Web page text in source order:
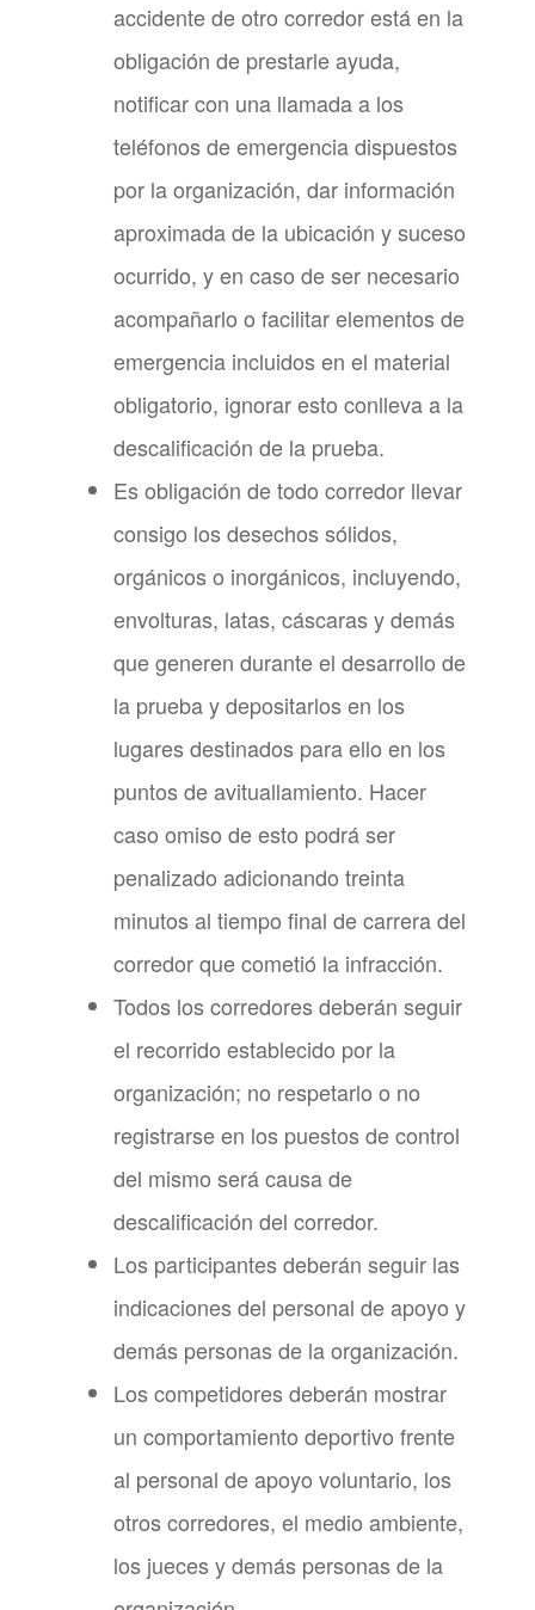
accidente de otro corredor está en la
obligación de prestarle ayuda,
notificar con una llamada a los
teléfonos de emergencia dispuestos
por la organización, dar información
aproximada de la ubicación y suceso
ocurrido, y en caso de ser necesario
acompañarlo o facilitar elementos de
emergencia incluidos en el material
obligatorio, ignorar esto conlleva a la
descalificación de la prueba.
Es obligación de todo corredor llevar
consigo los desechos sólidos,
orgánicos o inorgánicos, incluyendo,
envolturas, latas, cáscaras y demás
que generen durante el desarrollo de
la prueba y depositarlos en los
lugares destinados para ello en los
puntos de avituallamiento. Hacer
caso omiso de esto podrá ser
penalizado adicionando treinta
minutos al tiempo final de carrera del
corredor que cometió la infracción.
Todos los corredores deberán seguir
el recorrido establecido por la
organización; no respetarlo o no
registrarse en los puestos de control
del mismo será causa de
descalificación del corredor.
Los participantes deberán seguir las
indicaciones del personal de apoyo y
demás personas de la organización.
Los competidores deberán mostrar
un comportamiento deportivo frente
al personal de apoyo voluntario, los
otros corredores, el medio ambiente,
los jueces y demás personas de la